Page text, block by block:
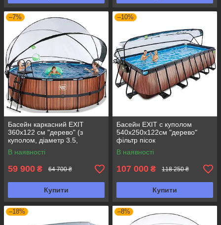
–7%
Басейн каркасний EXIT
360х122 см "дерево" (з
куполом, діаметр 3.5,
пісочний фільтр)
В наявності
59 900 ₴ 64 700 ₴
Купити
–10%
Басейн EXIT с куполом
540х250х122см "дерево"
фільтр пісок
В наявності
107 000 ₴ 118 250 ₴
Купити
–18% –8%